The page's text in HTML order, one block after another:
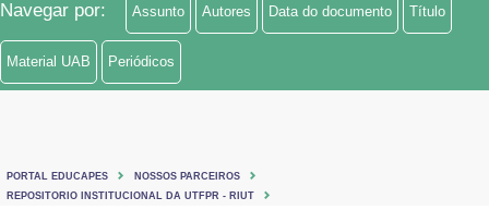
Ministério de Minas e Energia
Ministério da Ciência, Tecnologia, Inovações e Comunicações
Ministério do Turismo
Navegar por: Assunto Autores Data do documento Título
Material UAB Periódicos
PORTAL EDUCAPES
NOSSOS PARCEIROS
REPOSITORIO INSTITUCIONAL DA UTFPR - RIUT